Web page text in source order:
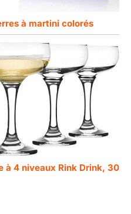
à martini colorés
à 4 niveaux Rink Drink, 30